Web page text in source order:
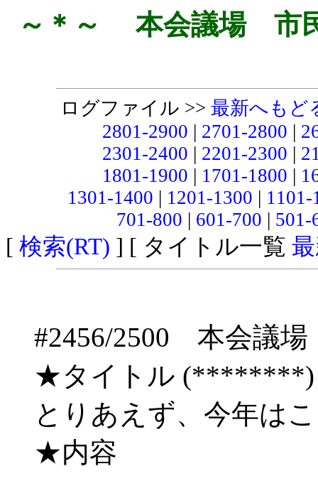
～＊～ 本会議場 市
ログファイル >> 最新へもど
2801-2900 | 2701-2800 |
2301-2400 | 2201-2300 |
1801-1900 | 1701-1800 |
1301-1400 | 1201-1300 |
701-800 | 601-700 |
[ 検索(RT) ] [ タイトル一覧
#2456/2500 本会
★タイトル (********)
とりあえず、今年は
★内容